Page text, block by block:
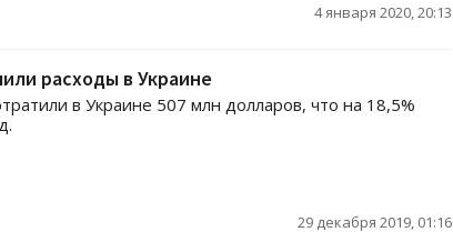
4 января 2020, 20:13
расходы в Украине
в Украине 507 млн долларов, что на 18,5%
29 декабря 2019, 01:16